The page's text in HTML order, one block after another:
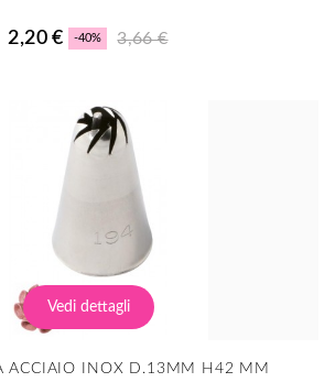
2,20 € -40% 3,66 €
Vedi dettagli
ACCIAIO INOX D.13MM H42 MM